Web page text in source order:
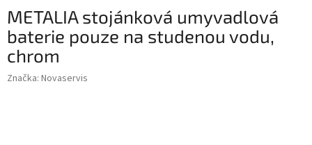
METALIA stojánková umyvadlová
baterie pouze na studenou vodu,
chrom
Značka: Novaservis